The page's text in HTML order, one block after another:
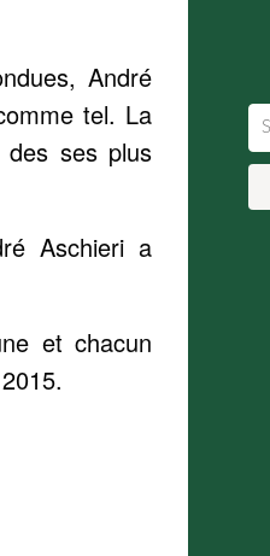
André
tel. La
des ses plus
Aschieri a
et chacun